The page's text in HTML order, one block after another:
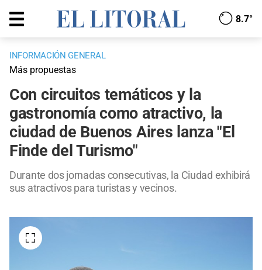
8.7°
INFORMACIÓN GENERAL
Más propuestas
Con circuitos temáticos y la
gastronomía como atractivo, la
ciudad de Buenos Aires lanza "El
Finde del Turismo"
Durante dos jornadas consecutivas, la Ciudad exhibirá
sus atractivos para turistas y vecinos.